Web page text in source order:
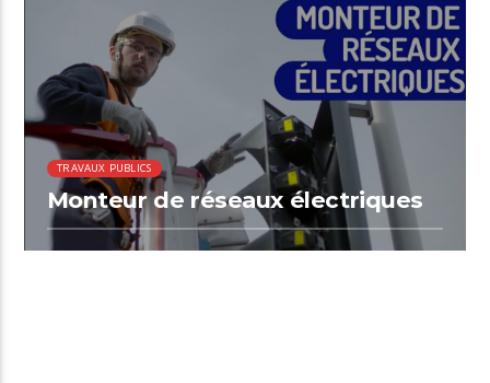
TRAVAUX PUBLICS
Monteur de réseaux électriques